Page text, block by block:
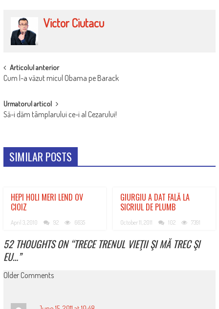
Victor Ciutacu
POST
NAVIGATION
Articolul anterior
Cum l-a văzut micul Obama pe Barack
Urmatorul articol
Să-i dăm tâmplarului ce-i al Cezarului!
SIMILAR POSTS
HEPI HOLI MERI LEND OV
CIOIZ
April 3, 2010 92 6635
GIURGIU A DAT FALĂ LA
SICRIUL DE PLUMB
October 11, 2011 102 7391
52 THOUGHTS ON “TRECE TRENUL VIEŢII ŞI MĂ TREC ŞI
EU…”
COMMENT
Older Comments